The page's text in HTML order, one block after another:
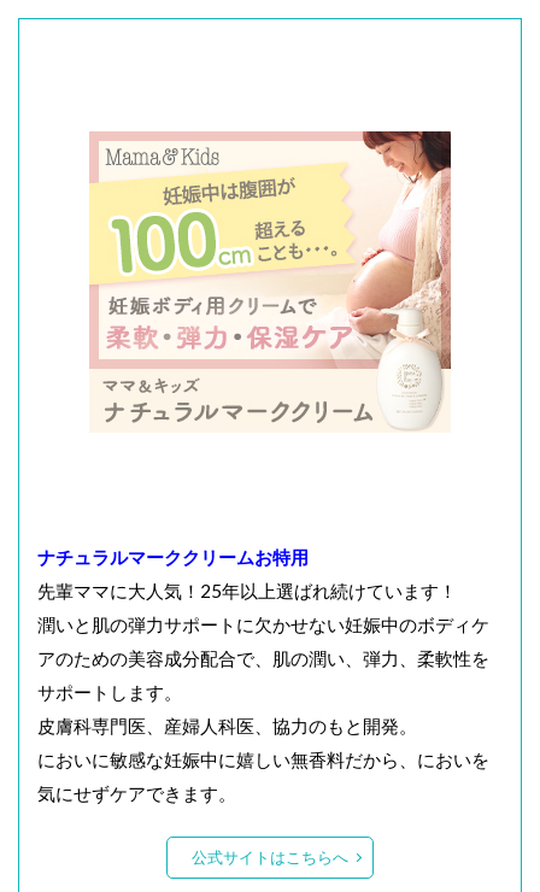
ナチュラルマーククリームお特用
先輩ママに大人気！25年以上選ばれ続けています！
潤いと肌の弾力サポートに欠かせない妊娠中のボディケ
アのための美容成分配合で、肌の潤い、弾力、柔軟性を
サポートします。
皮膚科専門医、産婦人科医、協力のもと開発。
においに敏感な妊娠中に嬉しい無香料だから、においを
気にせずケアできます。
公式サイトはこちらへ